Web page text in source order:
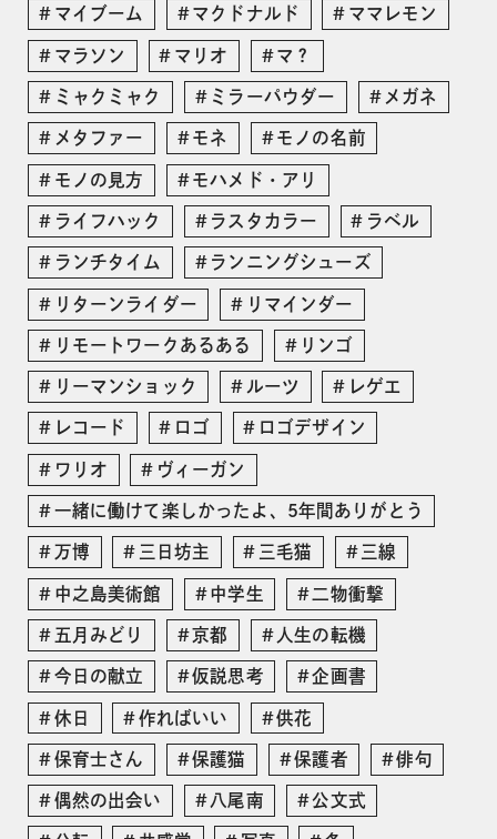
マイブーム マクドナルド ママレモン
マラソン マリオ マ？
ミャクミャク ミラーパウダー メガネ
メタファー モネ モノの名前
モノの見方 モハメド・アリ
ライフハック ラスタカラー ラベル
ランチタイム ランニングシューズ
リターンライダー リマインダー
リモートワークあるある リンゴ
リーマンショック ルーツ レゲエ
レコード ロゴ ロゴデザイン
ワリオ ヴィーガン
一緒に働けて楽しかったよ、5年間ありがとう
万博 三日坊主 三毛猫 三線
中之島美術館 中学生 二物衝撃
五月みどり 京都 人生の転機
今日の献立 仮説思考 企画書
休日 作ればいい 供花
保育士さん 保護猫 保護者 俳句
偶然の出会い 八尾南 公文式